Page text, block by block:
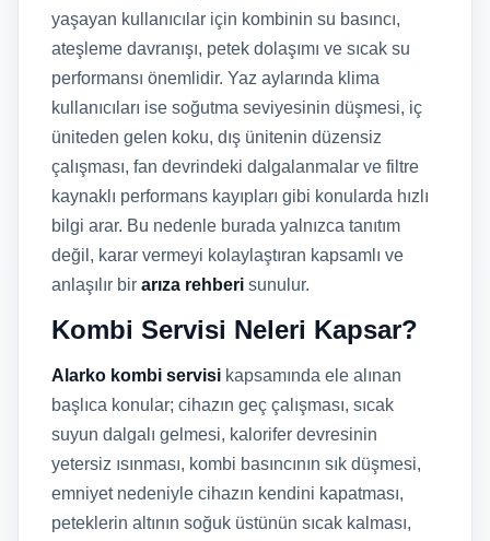
yaşayan kullanıcılar için kombinin su basıncı,
ateşleme davranışı, petek dolaşımı ve sıcak su
performansı önemlidir. Yaz aylarında klima
kullanıcıları ise soğutma seviyesinin düşmesi, iç
üniteden gelen koku, dış ünitenin düzensiz
çalışması, fan devrindeki dalgalanmalar ve filtre
kaynaklı performans kayıpları gibi konularda hızlı
bilgi arar. Bu nedenle burada yalnızca tanıtım
değil, karar vermeyi kolaylaştıran kapsamlı ve
anlaşılır bir arıza rehberi sunulur.
Kombi Servisi Neleri Kapsar?
Alarko kombi servisi kapsamında ele alınan
başlıca konular; cihazın geç çalışması, sıcak
suyun dalgalı gelmesi, kalorifer devresinin
yetersiz ısınması, kombi basıncının sık düşmesi,
emniyet nedeniyle cihazın kendini kapatması,
peteklerin altının soğuk üstünün sıcak kalması,